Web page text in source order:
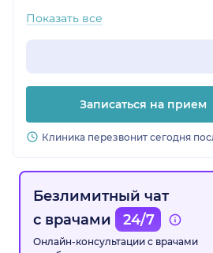
Показать все
Записаться на прием
Клиника перезвонит сегодня
Безлимитный чат
с врачами
24/7
Онлайн-консультации с врачами